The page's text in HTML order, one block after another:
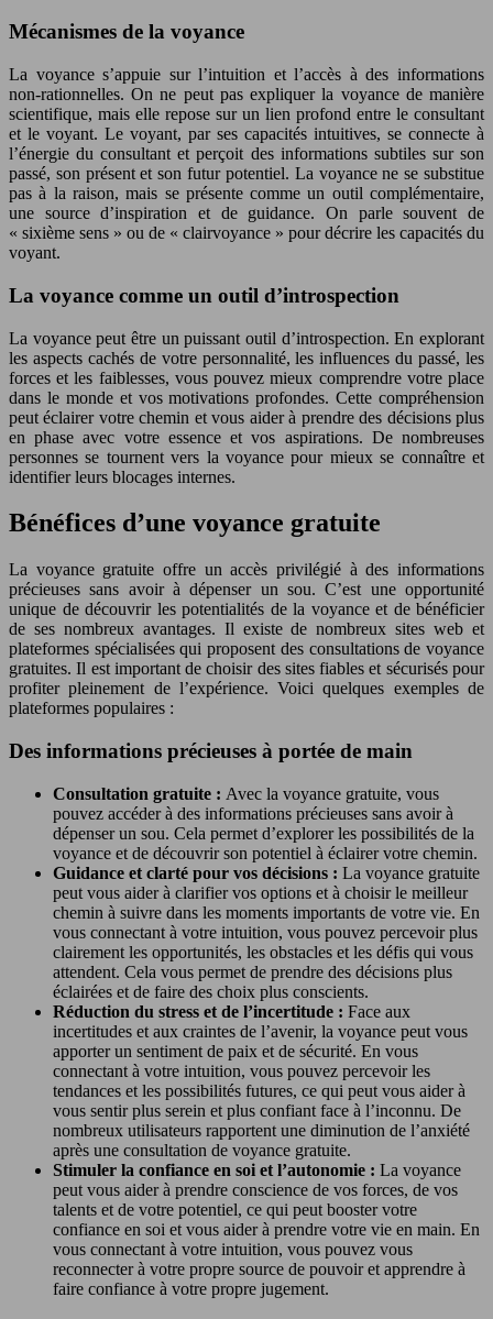
Mécanismes de la voyance
La voyance s’appuie sur l’intuition et l’accès à des informations
non-rationnelles. On ne peut pas expliquer la voyance de manière
scientifique, mais elle repose sur un lien profond entre le consultant
et le voyant. Le voyant, par ses capacités intuitives, se connecte à
l’énergie du consultant et perçoit des informations subtiles sur son
passé, son présent et son futur potentiel. La voyance ne se substitue
pas à la raison, mais se présente comme un outil complémentaire,
une source d’inspiration et de guidance. On parle souvent de
« sixième sens » ou de « clairvoyance » pour décrire les capacités du
voyant.
La voyance comme un outil d’introspection
La voyance peut être un puissant outil d’introspection. En explorant
les aspects cachés de votre personnalité, les influences du passé, les
forces et les faiblesses, vous pouvez mieux comprendre votre place
dans le monde et vos motivations profondes. Cette compréhension
peut éclairer votre chemin et vous aider à prendre des décisions plus
en phase avec votre essence et vos aspirations. De nombreuses
personnes se tournent vers la voyance pour mieux se connaître et
identifier leurs blocages internes.
Bénéfices d’une voyance gratuite
La voyance gratuite offre un accès privilégié à des informations
précieuses sans avoir à dépenser un sou. C’est une opportunité
unique de découvrir les potentialités de la voyance et de bénéficier
de ses nombreux avantages. Il existe de nombreux sites web et
plateformes spécialisées qui proposent des consultations de voyance
gratuites. Il est important de choisir des sites fiables et sécurisés pour
profiter pleinement de l’expérience. Voici quelques exemples de
plateformes populaires :
Des informations précieuses à portée de main
Consultation gratuite : Avec la voyance gratuite, vous
pouvez accéder à des informations précieuses sans avoir à
dépenser un sou. Cela permet d’explorer les possibilités de la
voyance et de découvrir son potentiel à éclairer votre chemin.
Guidance et clarté pour vos décisions : La voyance gratuite
peut vous aider à clarifier vos options et à choisir le meilleur
chemin à suivre dans les moments importants de votre vie. En
vous connectant à votre intuition, vous pouvez percevoir plus
clairement les opportunités, les obstacles et les défis qui vous
attendent. Cela vous permet de prendre des décisions plus
éclairées et de faire des choix plus conscients.
Réduction du stress et de l’incertitude : Face aux
incertitudes et aux craintes de l’avenir, la voyance peut vous
apporter un sentiment de paix et de sécurité. En vous
connectant à votre intuition, vous pouvez percevoir les
tendances et les possibilités futures, ce qui peut vous aider à
vous sentir plus serein et plus confiant face à l’inconnu. De
nombreux utilisateurs rapportent une diminution de l’anxiété
après une consultation de voyance gratuite.
Stimuler la confiance en soi et l’autonomie : La voyance
peut vous aider à prendre conscience de vos forces, de vos
talents et de votre potentiel, ce qui peut booster votre
confiance en soi et vous aider à prendre votre vie en main. En
vous connectant à votre intuition, vous pouvez vous
reconnecter à votre propre source de pouvoir et apprendre à
faire confiance à votre propre jugement.